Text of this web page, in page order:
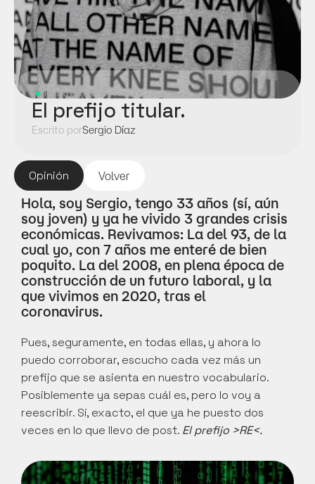
Opinión Volver
Hola, soy Sergio, tengo 33 años (sí, aún
soy joven) y ya he vivido 3 grandes crisis
económicas. Revivamos: La del 93, de la
cual yo, con 7 años me enteré de bien
poquito. La del 2008, en plena época de
construcción de un futuro laboral, y la
que vivimos en 2020, tras el
coronavirus.
Pues, seguramente, en todas ellas, y ahora lo
puedo corroborar, escucho cada vez más un
prefijo que se asienta en nuestro vocabulario.
Posiblemente ya sepas cuál es, pero lo voy a
reescribir. Sí, exacto, el que ya he puesto dos
veces en lo que llevo de post. El prefijo >RE<.
Tiempo estimado: 4 min.
El prefijo titular.
Escrito porSergio Díaz